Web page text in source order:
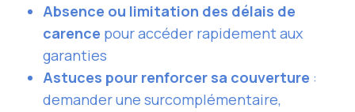
Absence ou limitation des délais de
carence pour accéder rapidement aux
garanties
Astuces pour renforcer sa couverture :
demander une surcomplémentaire,